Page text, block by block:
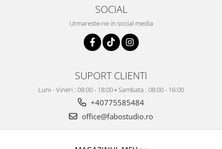
SOCIAL
Urmareste-ne in social media
SUPORT CLIENTI
Luni - Vineri : 08:00 - 18:00 ▫️ Sambata : 08:00 - 16:00
+40775585484
office@fabostudio.ro